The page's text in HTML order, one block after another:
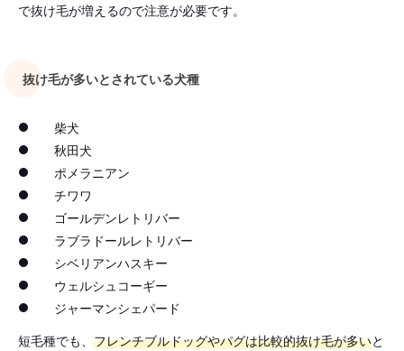
で抜け毛が増えるので注意が必要です。
抜け毛が多いとされている犬種
柴犬
秋田犬
ポメラニアン
チワワ
ゴールデンレトリバー
ラブラドールレトリバー
シベリアンハスキー
ウェルシュコーギー
ジャーマンシェパード
短毛種でも、 フレンチブルドッグやパグは比較的抜け毛が多いと